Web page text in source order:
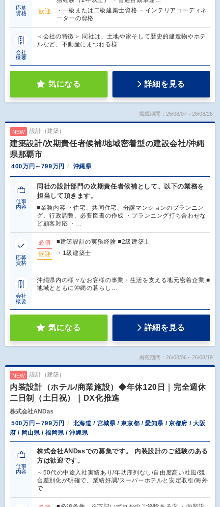
応募
資格
歓迎
・一級または二級建築士資格 ・インテリアコーディネ
ーターの資格
会社
概要
＜会社の特徴＞ 同社は、土地や家そして歴史的建造物やホテ
ルなど、不動産にまつわる様…
気になる 詳細を見る
掲載期間：26/08/07～26/08/26
NEW 設計（建築）
建築設計/次期責任者候補/地域密着型の建設会社/沖縄
県那覇市
400万円～799万円 沖縄県
仕事
内容
同社の設計部門の次期責任者候補として、以下の業務を
担当して頂きます。
■業務内容 ・住宅、共同住宅、分譲マンションのプランニン
グ、行政調整、必要図書の作成 ・プランニング打ち合わせな
ど顧客対応 ・…
応募
資格
必須
■建築設計の実務経験 ■2級建築士
歓迎
・1級建築士
会社
概要
沖縄県内の様々なお客様の事業・生活を支える地元密着企業 ■
地域とともに沖縄の暮らし…
気になる 詳細を見る
掲載期間：26/08/06～26/08/19
NEW 設計（建築）
内装設計（ホテル/商業施設）◆年休120日｜完全週休
二日制（土日祝）｜DX化推進
株式会社ANDas
500万円～799万円
北海道 / 宮城県 / 東京都 / 愛知県 / 京都府 / 大阪
府 / 岡山県 / 福岡県 / 沖縄県
仕事
内容
株式会社ANDasでの募集です。 内装設計のご経験のある
方は歓迎です。
～50代の中途入社実績あり/年功序列なし/自由度高い社風/競
合差別化が明確で、業績好調/スーパーホテルと安定取引/海外
で…